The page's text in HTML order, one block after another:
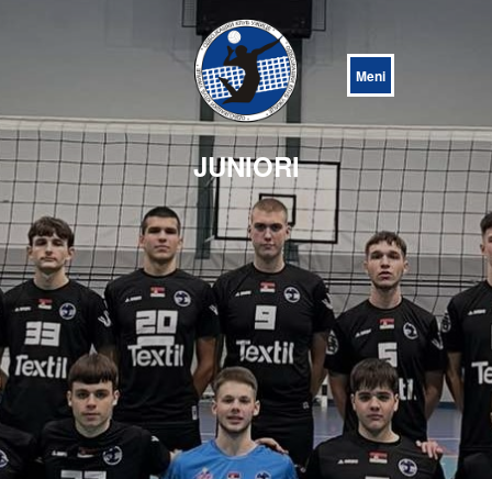
Menu
JUNIORI